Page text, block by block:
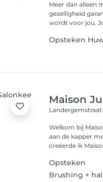
Meer dan alleen maar een
gezelligheid
Opsteken
Maison
Welkom bij Maison Juleine Ik ben Jory, en
aan de kapper
creëerde ik
Opsteken
Brushing +